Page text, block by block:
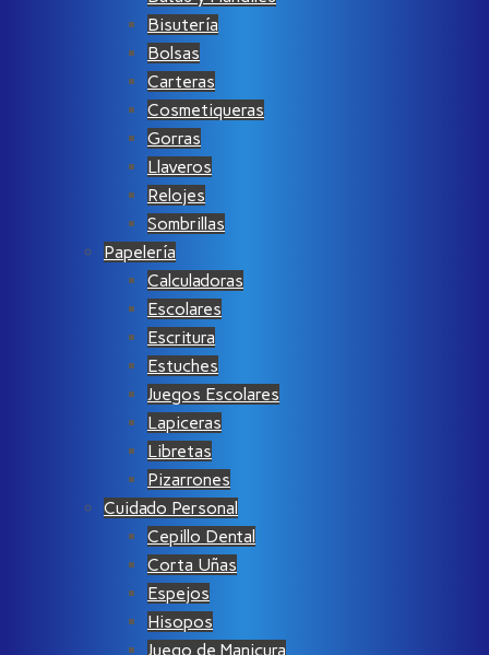
Bisutería
Bolsas
Carteras
Cosmetiqueras
Gorras
Llaveros
Relojes
Sombrillas
Papelería
Calculadoras
Escolares
Escritura
Estuches
Juegos Escolares
Lapiceras
Libretas
Pizarrones
Cuidado Personal
Cepillo Dental
Corta Uñas
Espejos
Hisopos
Juego de Manicura